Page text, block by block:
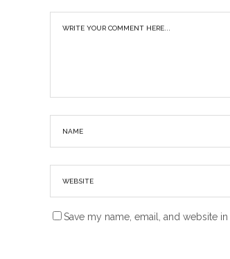
Save my name, email, and website